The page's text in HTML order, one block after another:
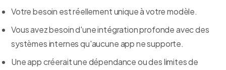
Votre besoin est réellement unique à votre modèle.
Vous avez besoin d'une intégration profonde avec des
systèmes internes qu'aucune app ne supporte.
Une app créerait une dépendance ou des limites de